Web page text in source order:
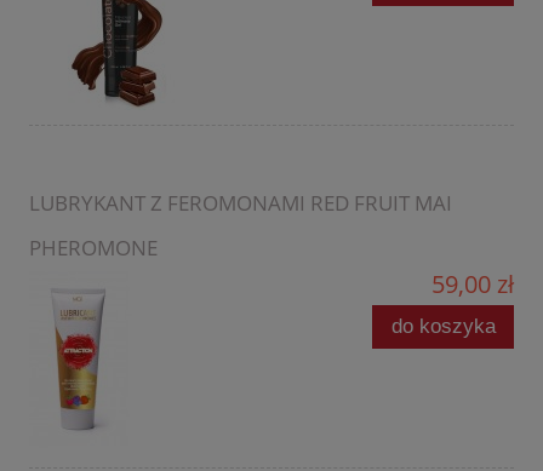
LUBRYKANT Z FEROMONAMI RED FRUIT MAI
PHEROMONE
59,00 zł
do koszyka